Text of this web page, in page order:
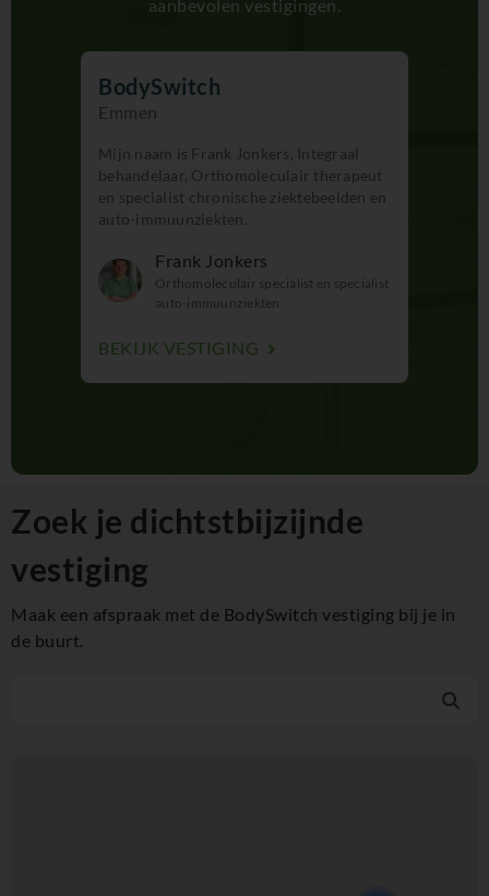
aanbevolen vestigingen.
BodySwitch
Emmen
Mijn naam is Frank Jonkers, Integraal
behandelaar, Orthomoleculair therapeut
en specialist chronische ziektebeelden en
auto-immuunziekten.
Frank Jonkers
Orthomoleculair specialist en specialist
auto-immuunziekten
BEKIJK VESTIGING
Zoek je dichtstbijzijnde
vestiging
Maak een afspraak met de BodySwitch vestiging bij je in
de buurt.